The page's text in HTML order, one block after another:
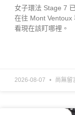
女子環法 Stage 7
在往 Mont Ventoux
看現在該盯哪裡。
2026-08-07 尚無留